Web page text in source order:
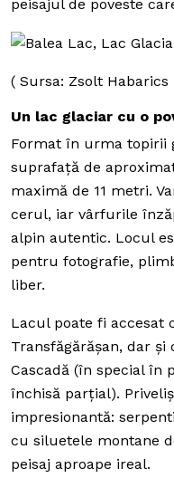
peisajul de poveste
( Sursa: Zsolt Habarics
Un lac glaciar cu o
Format în urma topirii
suprafață de
maximă de 11 metri.
cerul, iar vârfurile
alpin autentic. Locul
pentru fotografie,
liber.
Lacul poate fi accesat
Transfăgărășan, dar
Cascadă (în special în
închisă parțial).
impresionantă:
cu siluetele montane
peisaj aproape ireal.